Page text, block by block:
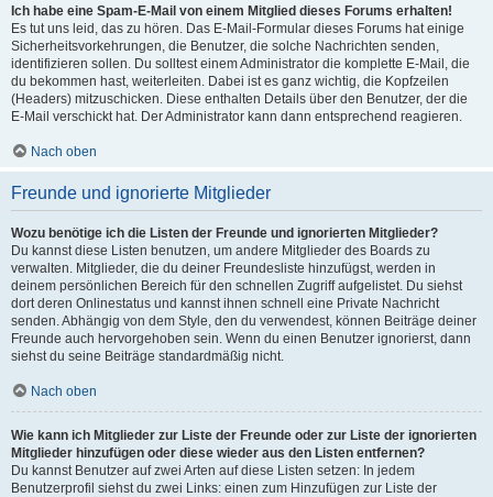
Ich habe eine Spam-E-Mail von einem Mitglied dieses Forums erhalten!
Es tut uns leid, das zu hören. Das E-Mail-Formular dieses Forums hat einige
Sicherheitsvorkehrungen, die Benutzer, die solche Nachrichten senden,
identifizieren sollen. Du solltest einem Administrator die komplette E-Mail, die
du bekommen hast, weiterleiten. Dabei ist es ganz wichtig, die Kopfzeilen
(Headers) mitzuschicken. Diese enthalten Details über den Benutzer, der die
E-Mail verschickt hat. Der Administrator kann dann entsprechend reagieren.
Nach oben
Freunde und ignorierte Mitglieder
Wozu benötige ich die Listen der Freunde und ignorierten Mitglieder?
Du kannst diese Listen benutzen, um andere Mitglieder des Boards zu
verwalten. Mitglieder, die du deiner Freundesliste hinzufügst, werden in
deinem persönlichen Bereich für den schnellen Zugriff aufgelistet. Du siehst
dort deren Onlinestatus und kannst ihnen schnell eine Private Nachricht
senden. Abhängig von dem Style, den du verwendest, können Beiträge deiner
Freunde auch hervorgehoben sein. Wenn du einen Benutzer ignorierst, dann
siehst du seine Beiträge standardmäßig nicht.
Nach oben
Wie kann ich Mitglieder zur Liste der Freunde oder zur Liste der ignorierten
Mitglieder hinzufügen oder diese wieder aus den Listen entfernen?
Du kannst Benutzer auf zwei Arten auf diese Listen setzen: In jedem
Benutzerprofil siehst du zwei Links: einen zum Hinzufügen zur Liste der